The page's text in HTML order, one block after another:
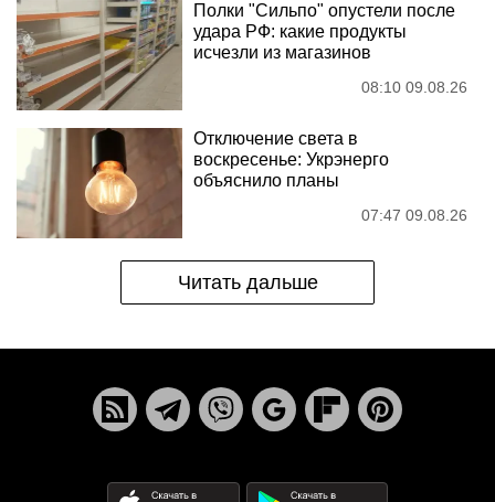
Полки "Сильпо" опустели после
удара РФ: какие продукты
исчезли из магазинов
08:10 09.08.26
Отключение света в
воскресенье: Укрэнерго
объяснило планы
07:47 09.08.26
Читать дальше